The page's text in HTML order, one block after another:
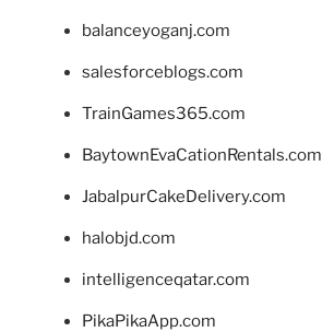
balanceyoganj.com
salesforceblogs.com
TrainGames365.com
BaytownEvaCationRentals.com
JabalpurCakeDelivery.com
halobjd.com
intelligenceqatar.com
PikaPikaApp.com